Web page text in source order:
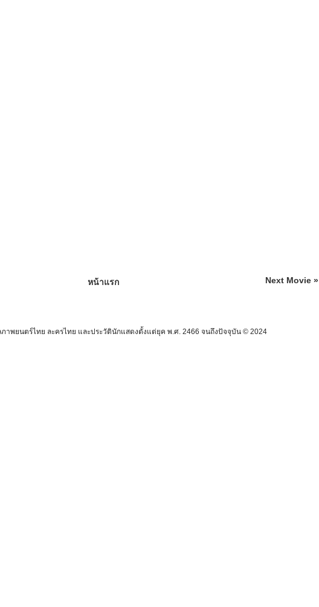
Next Movie »
หน้าแรก
าพยนตร์ไทย ละครไทย และประวัตินักแสดงตั้งแต่ยุค พ.ศ. 2466 จนถึงปัจจุบัน © 2024